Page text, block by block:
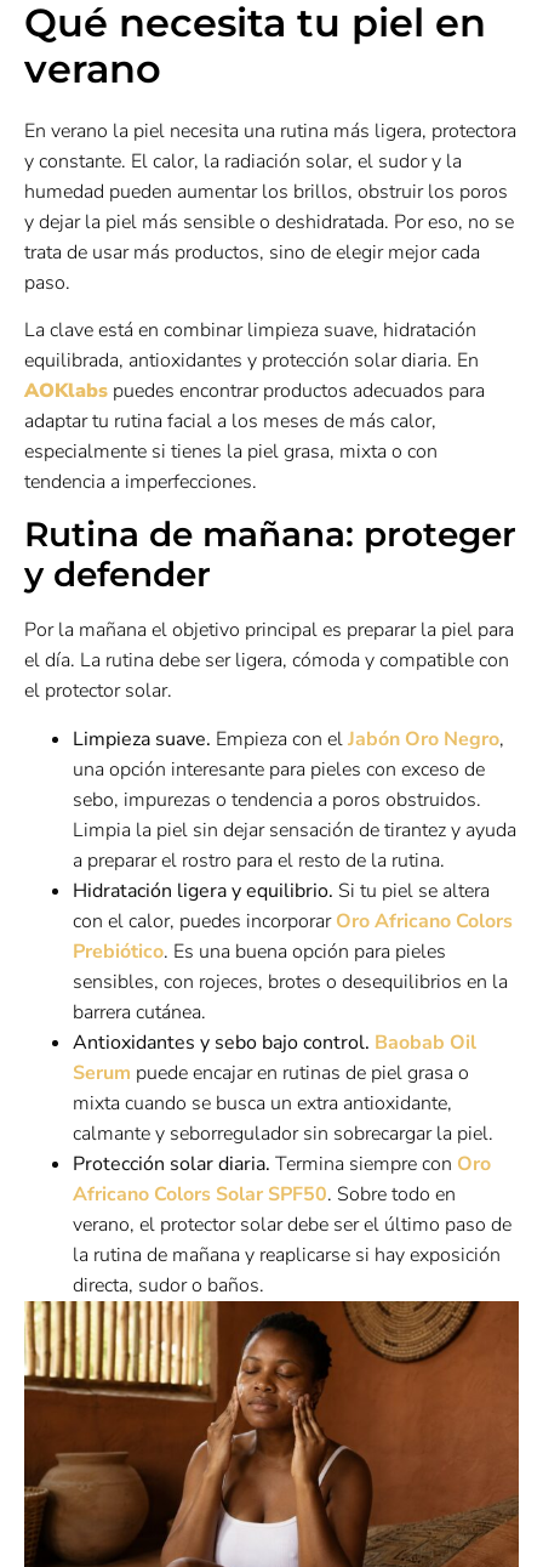
Qué necesita tu piel en
verano
En verano la piel necesita una rutina más ligera, protectora
y constante. El calor, la radiación solar, el sudor y la
humedad pueden aumentar los brillos, obstruir los poros
y dejar la piel más sensible o deshidratada. Por eso, no se
trata de usar más productos, sino de elegir mejor cada
paso.
La clave está en combinar limpieza suave, hidratación
equilibrada, antioxidantes y protección solar diaria. En
AOKlabs puedes encontrar productos adecuados para
adaptar tu rutina facial a los meses de más calor,
especialmente si tienes la piel grasa, mixta o con
tendencia a imperfecciones.
Rutina de mañana: proteger
y defender
Por la mañana el objetivo principal es preparar la piel para
el día. La rutina debe ser ligera, cómoda y compatible con
el protector solar.
Limpieza suave. Empieza con elJabón Oro Negro,
una opción interesante para pieles con exceso de
sebo, impurezas o tendencia a poros obstruidos.
Limpia la piel sin dejar sensación de tirantez y ayuda
a preparar el rostro para el resto de la rutina.
Hidratación ligera y equilibrio. Si tu piel se altera
con el calor, puedes incorporarOro Africano Colors
Prebiótico. Es una buena opción para pieles
sensibles, con rojeces, brotes o desequilibrios en la
barrera cutánea.
Antioxidantes y sebo bajo control. Baobab Oil
Serum puede encajar en rutinas de piel grasa o
mixta cuando se busca un extra antioxidante,
calmante y seborregulador sin sobrecargar la piel.
Protección solar diaria. Termina siempre con Oro
Africano Colors Solar SPF50. Sobre todo en
verano, el protector solar debe ser el último paso de
la rutina de mañana y reaplicarse si hay exposición
directa, sudor o baños.